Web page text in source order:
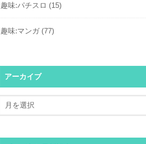
趣味:パチスロ (15)
趣味:マンガ (77)
アーカイブ